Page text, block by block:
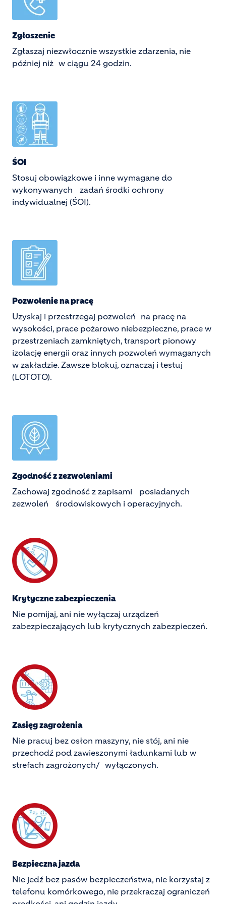
Zgłoszenie
Zgłaszaj niezwłocznie wszystkie zdarzenia, nie
później niż w ciągu 24 godzin.
Image
ŚOI
Stosuj obowiązkowe i inne wymagane do
wykonywanych zadań środki ochrony
indywidualnej (ŚOI).
Image
Pozwolenie na pracę
Uzyskaj i przestrzegaj pozwoleń na pracę na
wysokości, prace pożarowo niebezpieczne, prace w
przestrzeniach zamkniętych, transport pionowy
izolację energii oraz innych pozwoleń wymaganych
w zakładzie. Zawsze blokuj, oznaczaj i testuj
(LOTOTO).
Image
Zgodność z zezwoleniami
Zachowaj zgodność z zapisami posiadanych
zezwoleń środowiskowych i operacyjnych.
Image
Krytyczne zabezpieczenia
Nie pomijaj, ani nie wyłączaj urządzeń
zabezpieczających lub krytycznych zabezpieczeń.
Image
Zasięg zagrożenia
Nie pracuj bez osłon maszyny, nie stój, ani nie
przechodź pod zawieszonymi ładunkami lub w
strefach zagrożonych/ wyłączonych.
Image
Bezpieczna jazda
Nie jedź bez pasów bezpieczeństwa, nie korzystaj z
telefonu komórkowego, nie przekraczaj ograniczeń